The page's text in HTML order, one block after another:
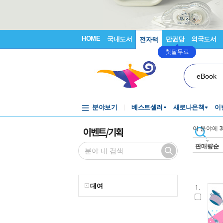
HOME 국내도서 전자책 만권당
첫달무료
외국도서
eBook
분야보기 베스트셀러 새로나온책 이
이벤트/기획
대여
이 분야에 3
판매량순
1.